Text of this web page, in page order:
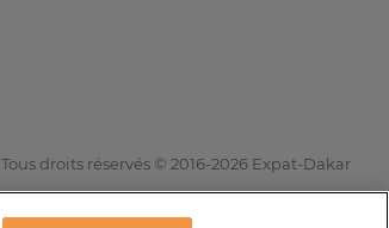
Tous droits réservés © 2016-2026 Expat-Dakar